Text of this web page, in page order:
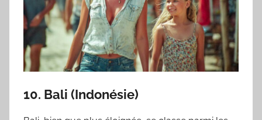
10. Bali (Indonésie)